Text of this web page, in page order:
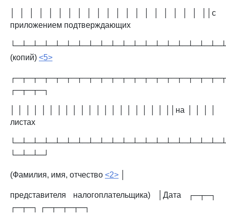
│ │ │ │ │ │ │ │ │ │ │ │ │ │ │ │ │ │ │ │ ││с
приложением подтверждающих
(копий) <5>
┌─┬─┬─┐
│ │ │ │ │ │ │ │ │ │ │ │ │ │ │ │ │ │ │ │ ││на │ │ │ │
листах
└─┴─┴─┘
(Фамилия, имя, отчество <2>
представителя налогоплательщика) │Дата ┌─┬─┐
┌─┬─┐ ┌─┬─┬─┬─┐